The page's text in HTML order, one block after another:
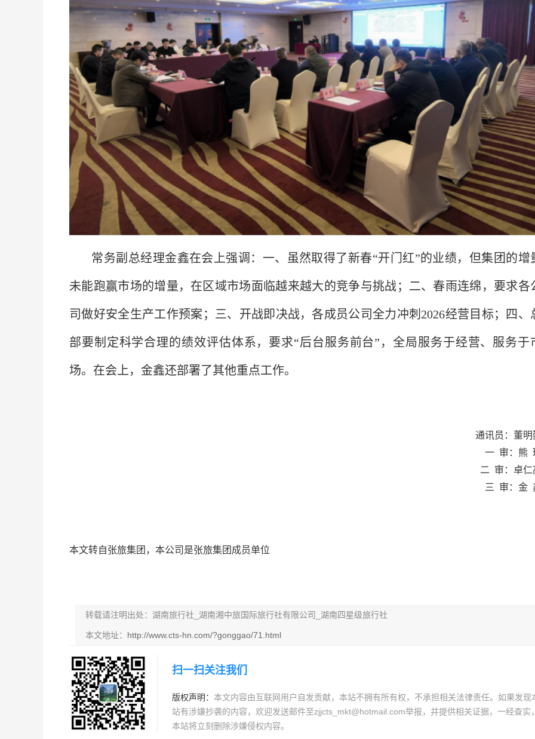
常务副总经理金鑫在会上强调：一、虽然取得了新春“开门红”的业绩，但集团的增
未能跑赢市场的增量，在区域市场面临越来越大的竞争与挑战；二、春雨连绵，要求各
司做好安全生产工作预案；三、开战即决战，各成员公司全力冲刺2026经营目标；四、
部要制定科学合理的绩效评估体系，要求“后台服务前台”，全局服务于经营、服务于
场。在会上，金鑫还部署了其他重点工作。
通讯员：董明
一  审：熊
二  审：卓仁
三  审：金
本文转自张旅集团，本公司是张旅集团成员单位
转载请注明出处：湖南旅行社_湖南湘中旅国际旅行社有限公司_湖南四星级旅行社
本文地址： http://www.cts-hn.com/?gonggao/71.html
扫一扫关注我们
版权声明： 本文内容由互联网用户自发贡献，本站不拥有所有权，不承担相关法律责任。如果发现
站有涉嫌抄袭的内容，欢迎发送邮件至zjjcts_mkt@hotmail.com举报，并提供相关证据，一经查实
本站将立刻删除涉嫌侵权内容。